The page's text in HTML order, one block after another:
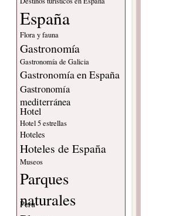
España
Flora y fauna
Gastronomía
Gastronomía de Galicia
Gastronomía en España
Gastronomía
mediterránea
Hotel
Hotel 5 estrellas
Hoteles
Hoteles de España
Museos
Parques
naturales
Peru